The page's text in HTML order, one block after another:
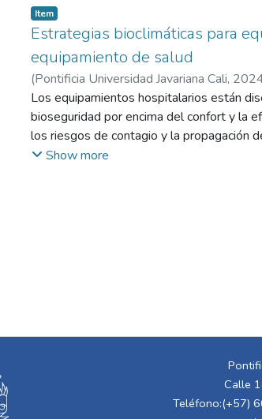
Item
Estrategias bioclimáticas para
equipamiento de salud
(Pontificia Universidad Javariana Cali,
Los equipamientos hospitalarios están
bioseguridad por encima del confort y la
los riesgos de contagio y la propagación
estos espacios ofrezcan confort a las
Show more
Calle
Teléfono:(+57)